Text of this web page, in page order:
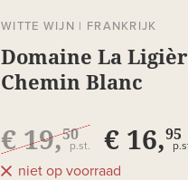
WITTE WIJN | FRANKRIJK
Domaine La
Chemin Blanc
€ 19,50
p.st. € 16,95
niet op voorraad